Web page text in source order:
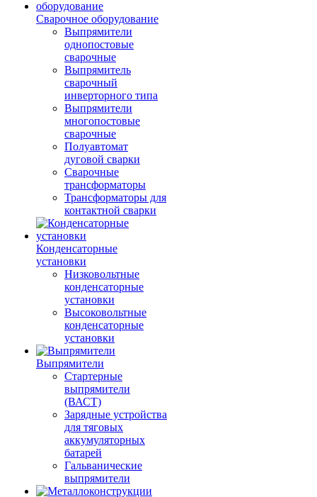
Сварочное оборудование
Выпрямители
однопостовые
сварочные
Выпрямитель
сварочный
инверторного типа
Выпрямители
многопостовые
сварочные
Полуавтомат
дуговой сварки
Сварочные
трансформаторы
Трансформаторы для
контактной сварки
Конденсаторные
установки
Низковольтные
конденсаторные
установки
Высоковольтные
конденсаторные
установки
Выпрямители
Стартерные
выпрямители
(ВАСТ)
Зарядные устройства
для тяговых
аккумуляторных
батарей
Гальванические
выпрямители